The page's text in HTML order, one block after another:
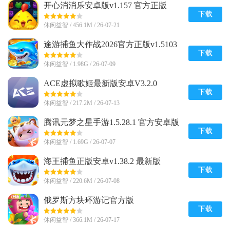
开心消消乐安卓版v1.157 官方正版
休闲益智 / 456.1M / 26-07-21
下载
途游捕鱼大作战2026官方正版v1.5103
手机最新版
休闲益智 / 1.98G / 26-07-09
下载
ACE虚拟歌姬最新版安卓V3.2.0
休闲益智 / 217.2M / 26-07-13
下载
腾讯元梦之星手游1.5.28.1 官方安卓版
休闲益智 / 1.69G / 26-07-07
下载
海王捕鱼正版安卓v1.38.2 最新版
休闲益智 / 220.6M / 26-07-08
下载
俄罗斯方块环游记官方版
v1.87001.145205 最新版
休闲益智 / 366.1M / 26-07-17
下载